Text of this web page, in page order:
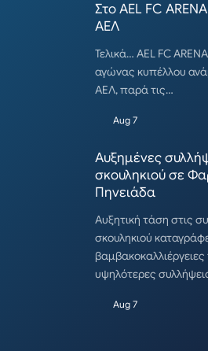
Στο AEL FC
ΑΕΛ
Τελικά… AEL FC
αγώνας κυπέλλου
ΑΕΛ, παρά τις…
Aug 7
Αυξημένες
σκουληκιού σε
Πηνειάδα
Αυξητική τάση στις
σκουληκιού
υψηλότερες
Aug 7